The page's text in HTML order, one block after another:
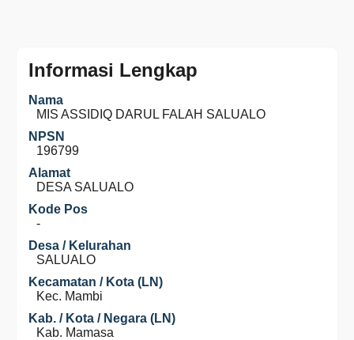
Informasi Lengkap
Nama
MIS ASSIDIQ DARUL FALAH SALUALO
NPSN
196799
Alamat
DESA SALUALO
Kode Pos
-
Desa / Kelurahan
SALUALO
Kecamatan / Kota (LN)
Kec. Mambi
Kab. / Kota / Negara (LN)
Kab. Mamasa